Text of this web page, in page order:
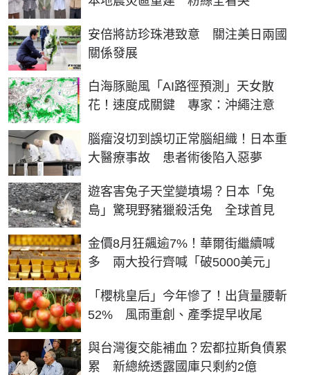
安倍將訪珍珠港致意 關注美日兩國
關係發展
白海豚颱風「AI路徑預測」天女散
花！速度成關鍵 專家：沖繩注意
腦瘤沒切到誤切正常腦組織！日本重
大醫療事故 患者術後陷入惡夢
遊客害兔子天堂變墳場？日本「兔
島」驚現野豬獵殺活兔 全球首見
金價8月狂飆逾7%！華爾街繼續喊
多 兩大投行齊喊「破5000美元」
「櫻桃皇后」今年慘了！出貨量腰斬
52% 風雨重創、產季提早收尾
與台灣復交能補血？宏都拉斯負債累
累 新總統透露國庫只剩約2億